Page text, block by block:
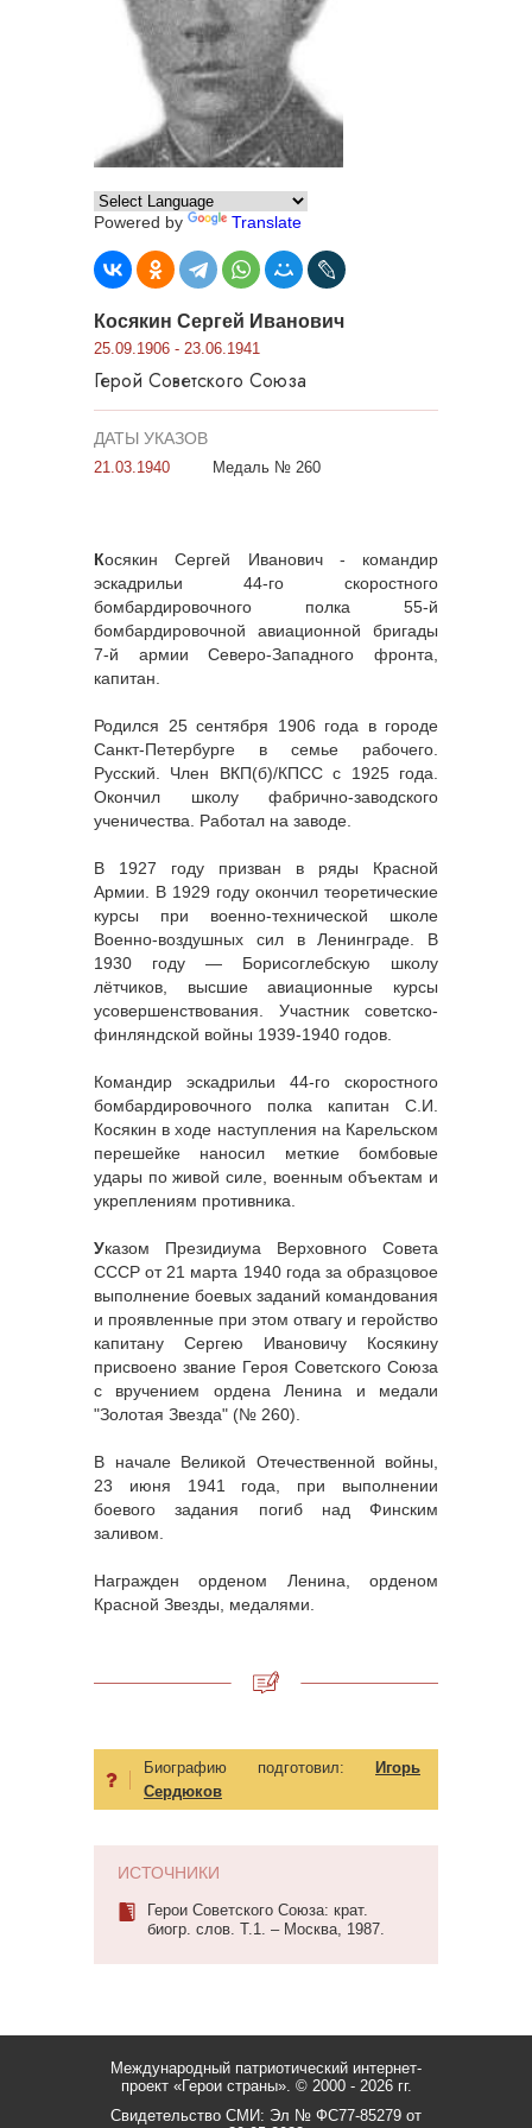
Powered by Translate
Косякин Сергей Иванович
25.09.1906 - 23.06.1941
Герой Советского Союза
ДАТЫ УКАЗОВ
21.03.1940 Медаль № 260
Косякин Сергей Иванович - командир
эскадрильи 44-го скоростного
бомбардировочного полка 55-й
бомбардировочной авиационной бригады
7-й армии Северо-Западного фронта,
капитан.
Родился 25 сентября 1906 года в городе
Санкт-Петербурге в семье рабочего.
Русский. Член ВКП(б)/КПСС с 1925 года.
Окончил школу фабрично-заводского
ученичества. Работал на заводе.
В 1927 году призван в ряды Красной
Армии. В 1929 году окончил теоретические
курсы при военно-технической школе
Военно-воздушных сил в Ленинграде. В
1930 году — Борисоглебскую школу
лётчиков, высшие авиационные курсы
усовершенствования. Участник советско-
финляндской войны 1939-1940 годов.
Командир эскадрильи 44-го скоростного
бомбардировочного полка капитан С.И.
Косякин в ходе наступления на Карельском
перешейке наносил меткие бомбовые
удары по живой силе, военным объектам и
укреплениям противника.
Указом Президиума Верховного Совета
СССР от 21 марта 1940 года за образцовое
выполнение боевых заданий командования
и проявленные при этом отвагу и геройство
капитану Сергею Ивановичу Косякину
присвоено звание Героя Советского Союза
с вручением ордена Ленина и медали
"Золотая Звезда" (№ 260).
В начале Великой Отечественной войны,
23 июня 1941 года, при выполнении
боевого задания погиб над Финским
заливом.
Награжден орденом Ленина, орденом
Красной Звезды, медалями.
Биографию подготовил:
Игорь
Сердюков
ИСТОЧНИКИ
Герои Советского Союза: крат.
биогр. слов. Т.1. – Москва, 1987.
Международный патриотический интернет-
проект «Герои страны». © 2000 - 2026 гг.
Свидетельство СМИ: Эл № ФС77-85279 от